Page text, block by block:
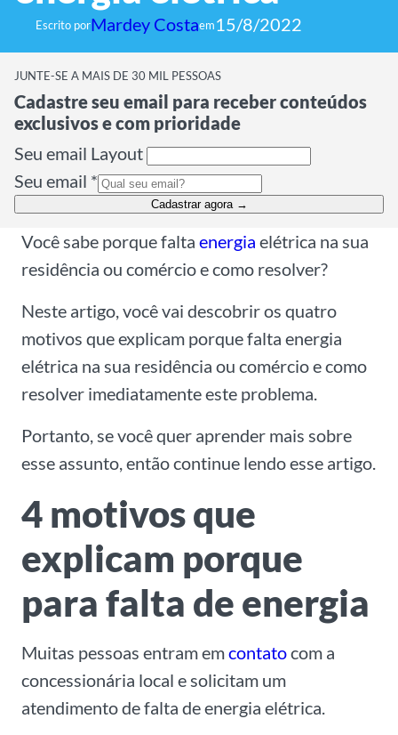
Escrito porMardey Costaem15/8/2022
JUNTE-SE A MAIS DE 30 MIL PESSOAS
Cadastre seu email para receber conteúdos
exclusivos e com prioridade
Seu email Layout
Seu email *
Cadastrar agora →
Você sabe porque falta energia elétrica na sua
residência ou comércio e como resolver?
Neste artigo, você vai descobrir os quatro
motivos que explicam porque falta energia
elétrica na sua residência ou comércio e como
resolver imediatamente este problema.
Portanto, se você quer aprender mais sobre
esse assunto, então continue lendo esse artigo.
4 motivos que
explicam porque
para falta de energia
Muitas pessoas entram emcontatocom a
concessionária local e solicitam um
atendimento de falta de energia elétrica.